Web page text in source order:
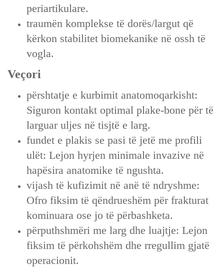
periartikulare.
traumën komplekse të dorës/largut që
kërkon stabilitet biomekanike në ossh të
vogla.
Veçori
përshtatje e kurbimit anatomoqarkisht:
Siguron kontakt optimal plake-bone për të
larguar uljes në tisjtë e larg.
fundet e plakis se pasi të jetë me profili
ulët: Lejon hyrjen minimale invazive në
hapësira anatomike të ngushta.
vijash të kufizimit në anë të ndryshme:
Ofro fiksim të qëndrueshëm për frakturat
kominuara ose jo të përbashketa.
përputhshmëri me larg dhe luajtje: Lejon
fiksim të përkohshëm dhe rregullim gjatë
operacionit.